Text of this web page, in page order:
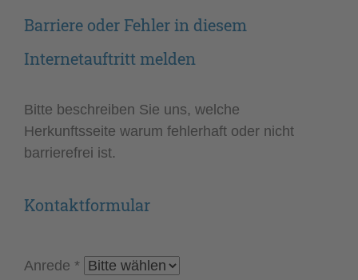
Barriere oder Fehler in diesem
Internetauftritt melden
Bitte beschreiben Sie uns, welche
Herkunftsseite warum fehlerhaft oder nicht
barrierefrei ist.
Kontaktformular
Anrede *